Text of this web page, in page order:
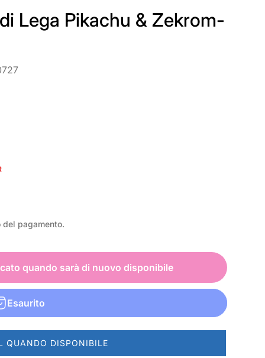
Lega Pikachu & Zekrom-
pagamento.
quando sarà di nuovo disponibile
Esaurito
QUANDO DISPONIBILE